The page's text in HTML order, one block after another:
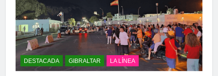
DESTACADA GIBRALTAR LA LÍNEA